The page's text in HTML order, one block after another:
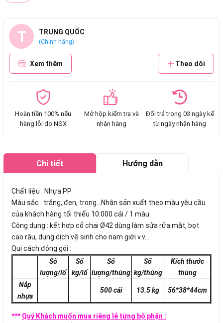
T TRUNG QUỐC
(Chính hãng)
Xem thêm Theo dõi
Hoàn tiền 100% nếu
hàng lỗi do NSX
Mở hộp kiểm tra và
nhận hàng
Đổi trả trong 03 ngày kể
từ ngày nhận hàng
Chi tiết Hướng dẫn
Chất liệu : Nhựa PP
Màu sắc : trắng, đen, trong...Nhận sản xuất theo màu yêu cầu
của khách hàng tối thiểu 10.000 cái / 1 màu
Công dụng : kết hợp cổ chai Ø42 dùng làm sửa rửa mặt, bọt
cạo râu, dung dịch vệ sinh cho nam giới v.v...
Qui cách đóng gói :
Số
lượng/lố
Số
kg/lố
Số
lượng/thùng
Số
kg/thùng
Kích thước
thùng
Nắp
nhựa
500 cái 13.5 kg 56*38*44cm
***Quý Khách muốn mua riêng lẻ từng bộ phận :